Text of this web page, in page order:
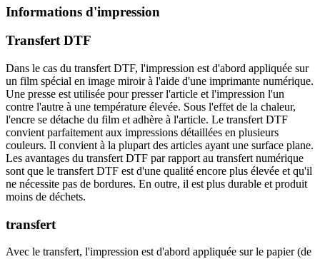
Informations d'impression
Transfert DTF
Dans le cas du transfert DTF, l'impression est d'abord appliquée sur
un film spécial en image miroir à l'aide d'une imprimante numérique.
Une presse est utilisée pour presser l'article et l'impression l'un
contre l'autre à une température élevée. Sous l'effet de la chaleur,
l'encre se détache du film et adhère à l'article. Le transfert DTF
convient parfaitement aux impressions détaillées en plusieurs
couleurs. Il convient à la plupart des articles ayant une surface plane.
Les avantages du transfert DTF par rapport au transfert numérique
sont que le transfert DTF est d'une qualité encore plus élevée et qu'il
ne nécessite pas de bordures. En outre, il est plus durable et produit
moins de déchets.
transfert
Avec le transfert, l'impression est d'abord appliquée sur le papier (de